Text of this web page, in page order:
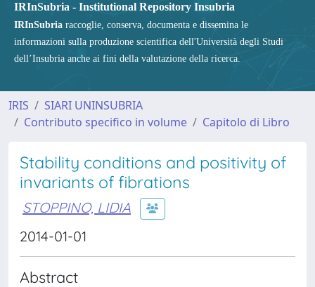
IRInSubria - Institutional Repository Insubria
IRInSubria raccoglie, conserva, documenta e dissemina le
informazioni sulla produzione scientifica dell'Università degli Studi
dell’Insubria anche ai fini della valutazione della ricerca.
IRIS
SIARI UNINSUBRIA
Contributo specifico in volume
Capitolo di Libro
Stability conditions and positivity of
invariants of fibrations
STOPPINO, LIDIA
2014-01-01
Abstract